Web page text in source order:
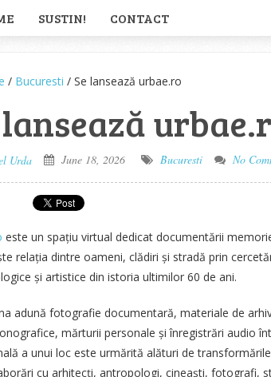
SUSTIN! CONTACT
/ Bucuresti / Se lansează urbae.ro
lansează
Urda June 18, 2026 Bucuresti No
este un spațiu virtual dedicat documentării
relația dintre oameni, clădiri și stradă prin
și artistice din istoria ultimilor 60 de ani.
adună fotografie documentară, materiale de
mărturii personale și înregistrări audio
a unui loc este urmărită alături de
cu arhitecți, antropologi, cineaști, fotografi,